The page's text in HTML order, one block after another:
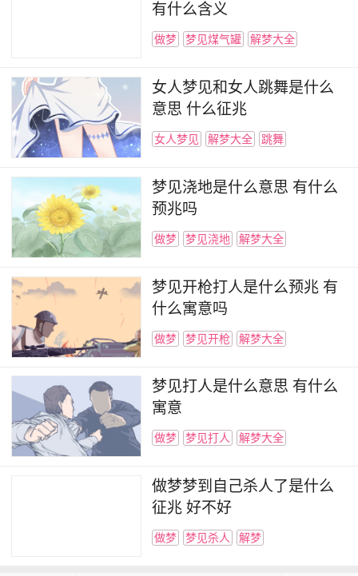
有什么含义
做梦 梦见煤气罐 解梦大全
女人梦见和女人跳舞是什么
意思 什么征兆
女人梦见 解梦大全 跳舞
梦见浇地是什么意思 有什么
预兆吗
做梦 梦见浇地 解梦大全
梦见开枪打人是什么预兆 有
什么寓意吗
做梦 梦见开枪 解梦大全
梦见打人是什么意思 有什么
寓意
做梦 梦见打人 解梦大全
做梦梦到自己杀人了是什么
征兆 好不好
做梦 梦见杀人 解梦